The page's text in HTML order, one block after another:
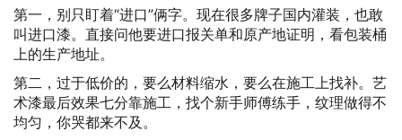
第一，别只盯着“进口”俩字。现在很多牌子国内灌装，也敢
叫进口漆。直接问他要进口报关单和原产地证明，看包装桶
上的生产地址。
第二，过于低价的，要么材料缩水，要么在施工上找补。艺
术漆最后效果七分靠施工，找个新手师傅练手，纹理做得不
均匀，你哭都来不及。